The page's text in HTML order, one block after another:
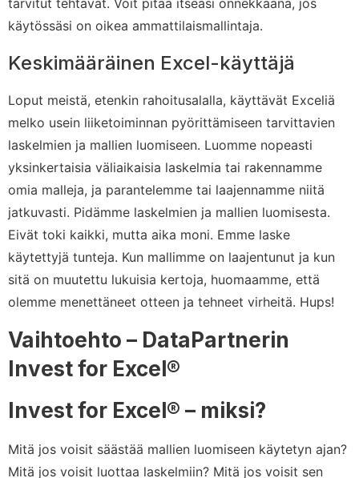
käytössäsi on oikea ammattilaismallintaja.
Keskimääräinen Excel-käyttäjä
Loput meistä, etenkin rahoitusalalla, käyttävät Exceliä
melko usein liiketoiminnan pyörittämiseen tarvittavien
laskelmien ja mallien luomiseen. Luomme nopeasti
yksinkertaisia väliaikaisia laskelmia tai rakennamme
omia malleja, ja parantelemme tai laajennamme niitä
jatkuvasti. Pidämme laskelmien ja mallien luomisesta.
Eivät toki kaikki, mutta aika moni. Emme laske
käytettyjä tunteja. Kun mallimme on laajentunut ja kun
sitä on muutettu lukuisia kertoja, huomaamme, että
olemme menettäneet otteen ja tehneet virheitä. Hups!
Vaihtoehto – DataPartnerin
Invest for Excel®
Invest for Excel® – miksi?
Mitä jos voisit säästää mallien luomiseen käytetyn ajan?
Mitä jos voisit luottaa laskelmiin? Mitä jos voisit sen